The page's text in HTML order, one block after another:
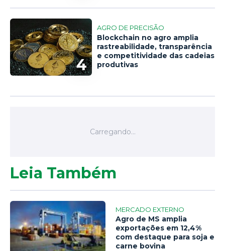
4
AGRO DE PRECISÃO
Blockchain no agro amplia
rastreabilidade, transparência
e competitividade das cadeias
produtivas
Leia Também
MERCADO EXTERNO
Agro de MS amplia
exportações em 12,4%
com destaque para soja e
carne bovina